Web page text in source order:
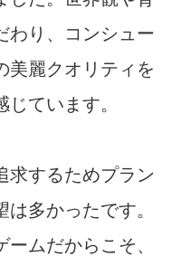
わり、コンシュー
美麗クオリティを
ています。
求するためプラン
多かったです。
ームだからこそ、